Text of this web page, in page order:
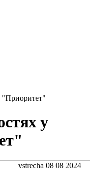
"Приоритет"
у